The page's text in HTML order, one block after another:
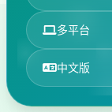
多平台
中文版